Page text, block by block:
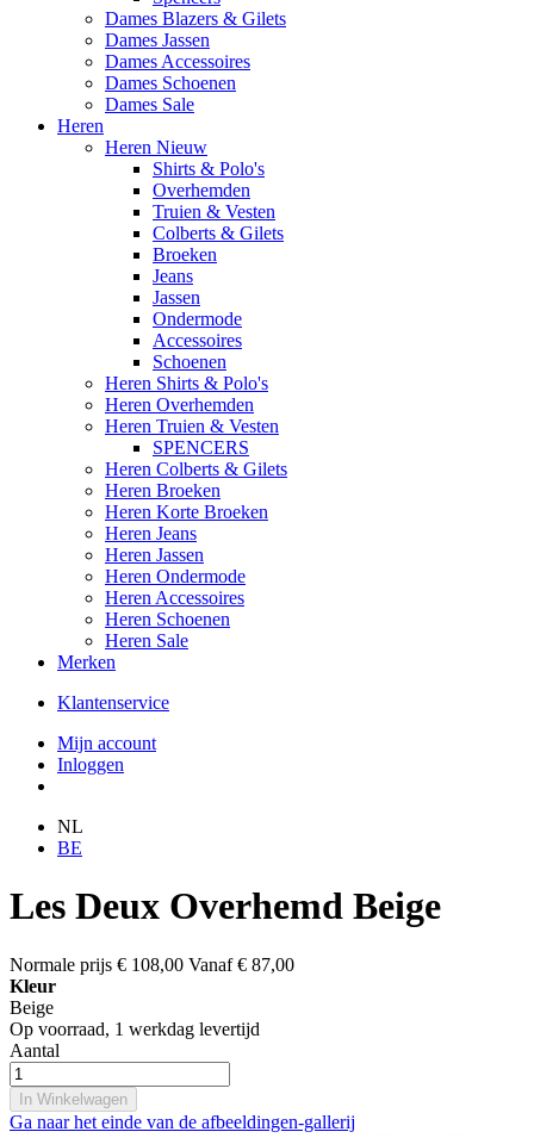
Dames Blazers & Gilets
Dames Jassen
Dames Accessoires
Dames Schoenen
Dames Sale
Heren
Heren Nieuw
Shirts & Polo's
Overhemden
Truien & Vesten
Colberts & Gilets
Broeken
Jeans
Jassen
Ondermode
Accessoires
Schoenen
Heren Shirts & Polo's
Heren Overhemden
Heren Truien & Vesten
SPENCERS
Heren Colberts & Gilets
Heren Broeken
Heren Korte Broeken
Heren Jeans
Heren Jassen
Heren Ondermode
Heren Accessoires
Heren Schoenen
Heren Sale
Merken
Klantenservice
Mijn account
Inloggen
NL
BE
Les Deux Overhemd Beige
Normale prijs € 108,00 Vanaf € 87,00
Kleur
Beige
Op voorraad, 1 werkdag levertijd
Aantal
In Winkelwagen
Ga naar het einde van de afbeeldingen-gallerij